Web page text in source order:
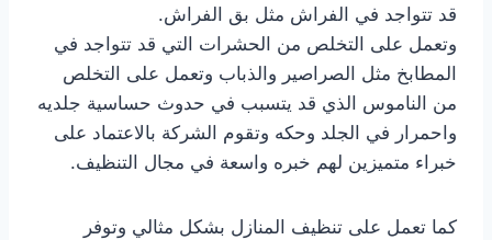
قد تتواجد في الفراش مثل بق الفراش.
وتعمل على التخلص من الحشرات التي قد تتواجد في
المطابخ مثل الصراصير والذباب وتعمل على التخلص
من الناموس الذي قد يتسبب في حدوث حساسية جلديه
واحمرار في الجلد وحكه وتقوم الشركة بالاعتماد على
خبراء متميزين لهم خبره واسعة في مجال التنظيف.
كما تعمل على تنظيف المنازل بشكل مثالي وتوفر